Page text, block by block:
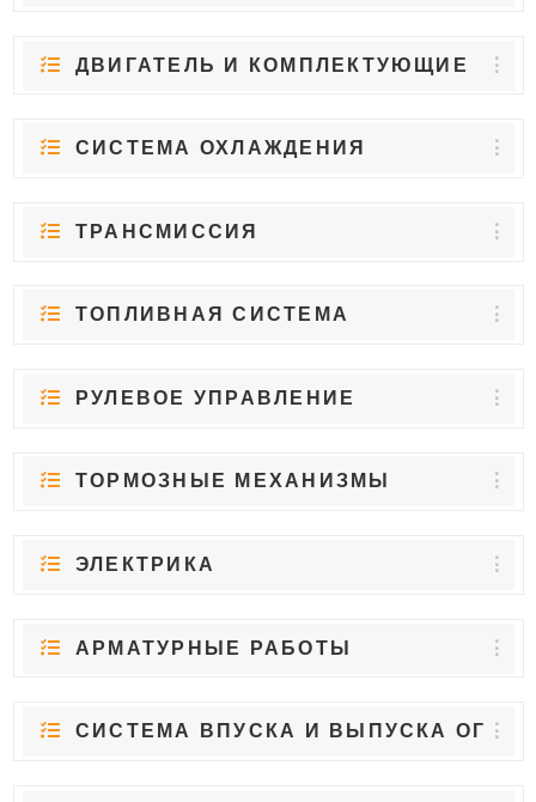
ДВИГАТЕЛЬ И КОМПЛЕКТУЮЩИЕ
СИСТЕМА ОХЛАЖДЕНИЯ
ТРАНСМИССИЯ
ТОПЛИВНАЯ СИСТЕМА
РУЛЕВОЕ УПРАВЛЕНИЕ
ТОРМОЗНЫЕ МЕХАНИЗМЫ
ЭЛЕКТРИКА
АРМАТУРНЫЕ РАБОТЫ
СИСТЕМА ВПУСКА И ВЫПУСКА ОГ